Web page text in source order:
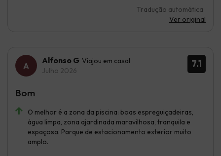
Tradução automática
Ver original
7.1
Alfonso G Viajou em casal
Julho 2026
O melhor é a zona da piscina: boas espreguiçadeiras,
água limpa, zona ajardinada maravilhosa, tranquila e
espaçosa. Parque de estacionamento exterior muito
amplo.
Bom